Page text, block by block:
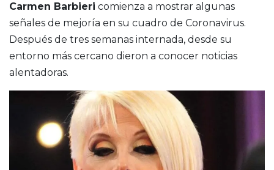
Carmen Barbieri comienza a mostrar algunas
señales de mejoría en su cuadro de Coronavirus.
Después de tres semanas internada, desde su
entorno más cercano dieron a conocer noticias
alentadoras.